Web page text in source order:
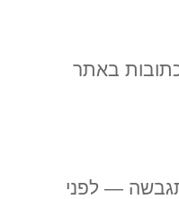
באתר
— לפני